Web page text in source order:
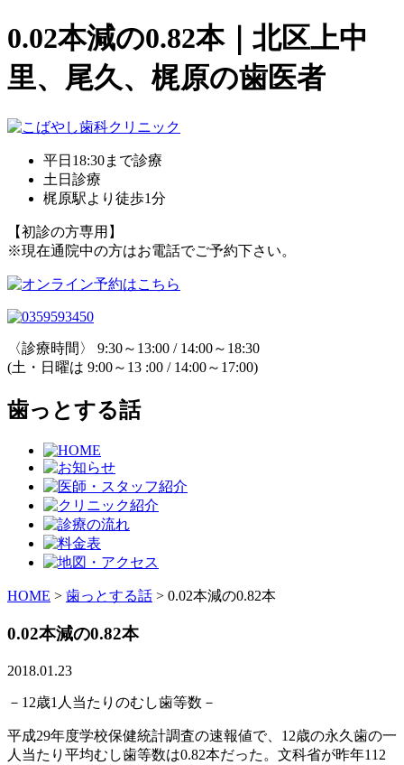
0.02本減の0.82本｜北区上中
里、尾久、梶原の歯医者
平日18:30まで診療
土日診療
梶原駅より徒歩1分
【初診の方専用】
※現在通院中の方はお電話でご予約下さい。
〈診療時間〉 9:30～13:00 / 14:00～18:30
(土・日曜は 9:00～13 :00 / 14:00～17:00)
歯っとする話
HOME > 歯っとする話 > 0.02本減の0.82本
0.02本減の0.82本
2018.01.23
－12歳1人当たりのむし歯等数－
平成29年度学校保健統計調査の速報値で、 1 2歳の永久歯の一
人当たり平均むし歯等数は0.82本だった。文科省が昨年112